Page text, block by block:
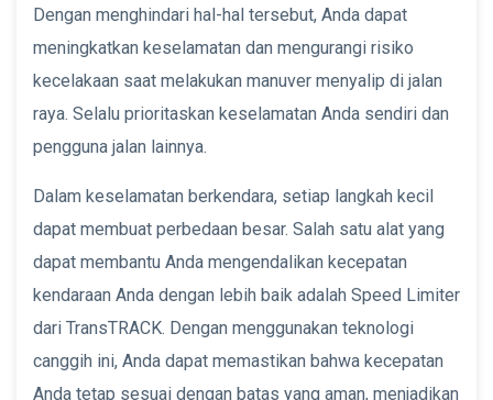
Dengan menghindari hal-hal tersebut, Anda dapat
meningkatkan keselamatan dan mengurangi risiko
kecelakaan saat melakukan manuver menyalip di jalan
raya. Selalu prioritaskan keselamatan Anda sendiri dan
pengguna jalan lainnya.
Dalam keselamatan berkendara, setiap langkah kecil
dapat membuat perbedaan besar. Salah satu alat yang
dapat membantu Anda mengendalikan kecepatan
kendaraan Anda dengan lebih baik adalah Speed Limiter
dari TransTRACK. Dengan menggunakan teknologi
canggih ini, Anda dapat memastikan bahwa kecepatan
Anda tetap sesuai dengan batas yang aman, menjadikan